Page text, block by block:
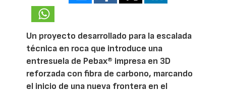
Un proyecto desarrollado para la escalada
técnica en roca que introduce una
entresuela de Pebax® impresa en 3D
reforzada con fibra de carbono, marcando
el inicio de una nueva frontera en el